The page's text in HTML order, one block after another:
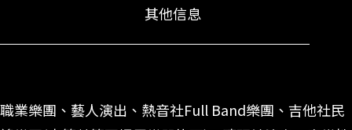
其他信息
職業樂團、藝人演出、熱音社Full Band樂團、吉他社民